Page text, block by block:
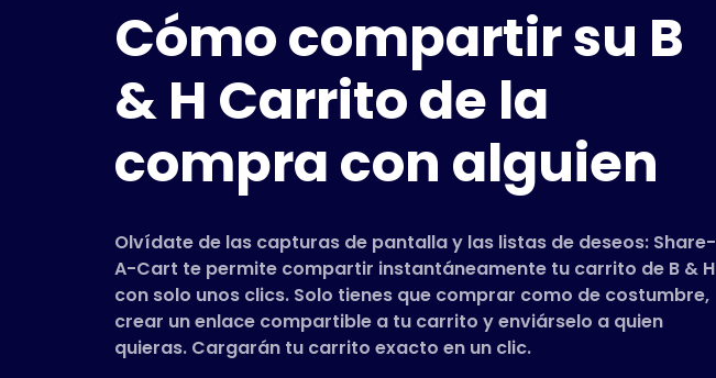
Cómo compartir su B
& H Carrito de la
compra con alguien
Olvídate de las capturas de pantalla y las listas de deseos: Share-
A-Cart te permite compartir instantáneamente tu carrito de B & H
con solo unos clics. Solo tienes que comprar como de costumbre,
crear un enlace compartible a tu carrito y enviárselo a quien
quieras. Cargarán tu carrito exacto en un clic.